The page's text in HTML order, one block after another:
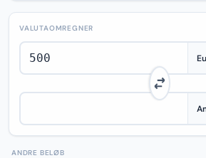
VALUTAOMREGNER
ANDRE BELØB